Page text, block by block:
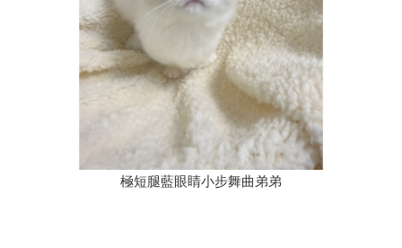
極短腿藍眼睛小步舞曲弟弟